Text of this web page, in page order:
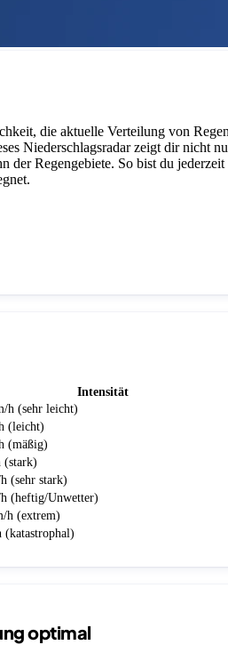
die aktuelle Verteilung von
Niederschlagsradar zeigt dir nicht
der Regengebiete. So bist du jederzeit
Intensität
h (sehr leicht)
(leicht)
(mäßig)
(stark)
(sehr stark)
(heftig/Unwetter)
h (extrem)
(katastrophal)
optimal